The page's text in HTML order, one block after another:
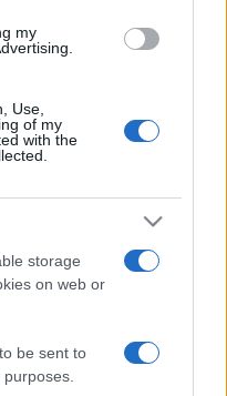
my
Use,
of my
with the
storage
on web or
be sent to
közé.
között lehetőségünk
csak a tudatunk
a tapasztalatok,
azok, amelyekből erőt
átlépéséhez?
mert félünk
hogy ha én
akarok szárnyalni, s azt